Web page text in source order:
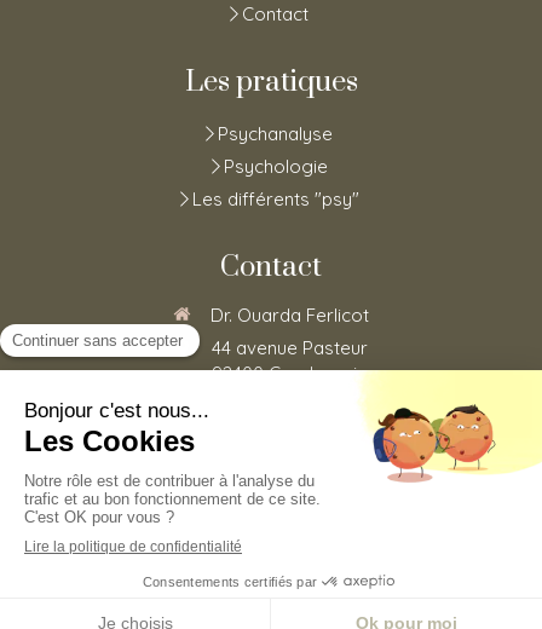
Contact
Les pratiques
Psychanalyse
Psychologie
Les différents "psy"
Contact
Dr. Ouarda Ferlicot
44 avenue Pasteur
92400 Courbevoie
DuLundiau 8h30à20h
©2020 Ouarda Ferlicot - Psychothérapie
Prendre rendez-vous en ligne